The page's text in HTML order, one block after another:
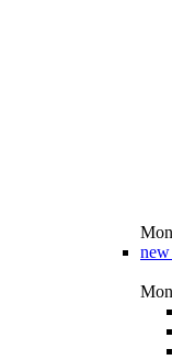
new